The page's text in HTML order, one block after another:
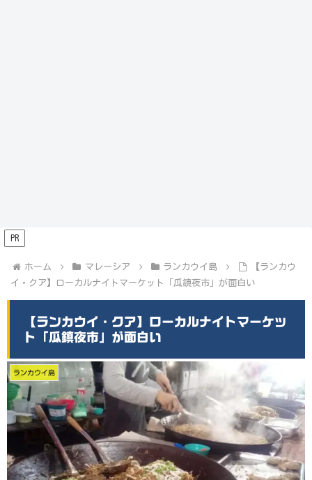
PR
ホーム マレーシア ランカウイ島
【ランカウ
イ・クア】ローカルナイトマーケット「瓜鎮夜市」が面白い
【ランカウイ・クア】ローカルナイトマーケッ
ト「瓜鎮夜市」が面白い
ランカウイ島